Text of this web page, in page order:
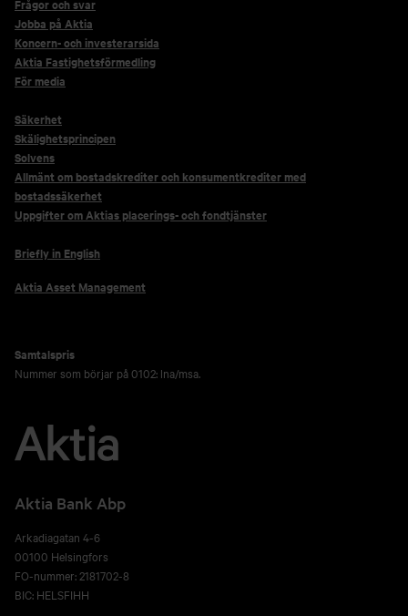
Frågor och svar
Jobba på Aktia
Koncern- och investerarsida
Aktia Fastighetsförmedling
För media
Säkerhet
Skälighetsprincipen
Solvens
Allmänt om bostadskrediter och konsumentkrediter med
bostadssäkerhet
Uppgifter om Aktias placerings- och fondtjänster
Briefly in English
Aktia Asset Management
Samtalspris
Nummer som börjar på 0102: lna/msa.
Aktia Bank Abp
Arkadiagatan 4-6
00100 Helsingfors
FO-nummer: 2181702-8
BIC: HELSFIHH